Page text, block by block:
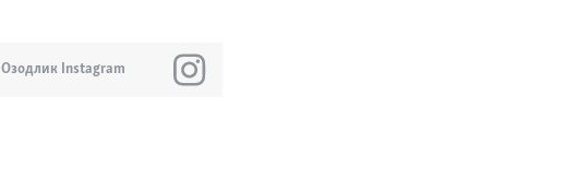
Озодлик Instagram